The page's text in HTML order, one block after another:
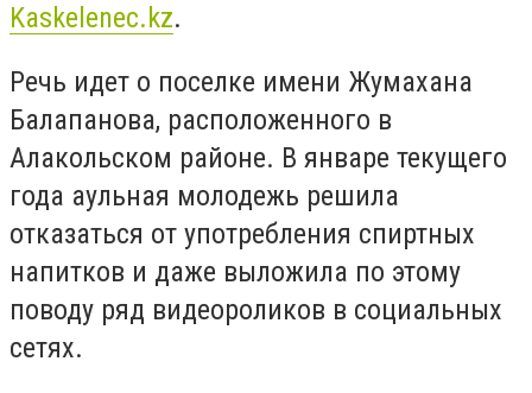
Kaskelenec.kz.
Речь идет о поселке имени Жумахана
Балапанова, расположенного в
Алакольском районе. В январе текущего
года аульная молодежь решила
отказаться от употребления спиртных
напитков и даже выложила по этому
поводу ряд видеороликов в социальных
сетях.